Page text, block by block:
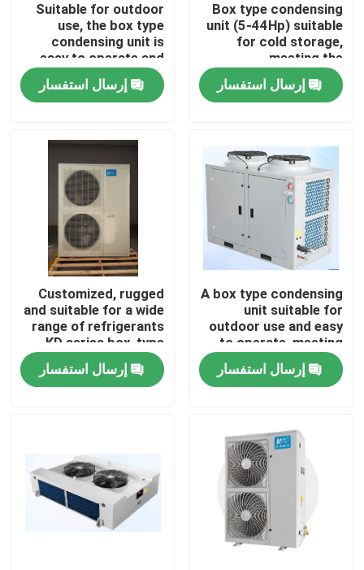
الصفحة الرئيسية
منتجات
معلومات عنا
جولة في المصنع
مراقبة الجودة
اتصل بنا
اطلب عرض أسعار
Box type condensing
unit (5-44Hp) suitable
for cold storage,
meeting the
requirements for
refrigerants such as
R404A, R507A, R448,
إرسال استفسار
Suitable for outdoor
use, the box type
condensing unit is
easy to operate and
can meet the needs of
refrigerants such as
R404A, R507A, R448,
إرسال استفسار
A box type condensing
unit suitable for
outdoor use and easy
to operate, meeting
the needs of
refrigerants such as
R404A, R507A, R448,
إرسال استفسار
Customized, rugged
and suitable for a wide
range of refrigerants
，KD series box-type
condensing
unit（4~7Hp
optional）
إرسال استفسار